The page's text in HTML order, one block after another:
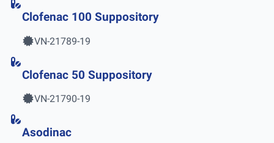
Clofenac 100 Suppository
VN-21789-19
Clofenac 50 Suppository
VN-21790-19
Asodinac